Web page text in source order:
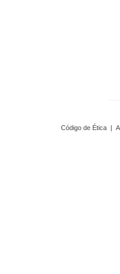
Código de Ética |